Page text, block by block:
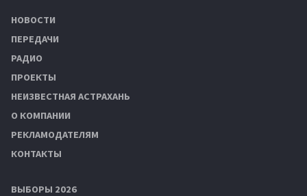
НОВОСТИ
ПЕРЕДАЧИ
РАДИО
ПРОЕКТЫ
НЕИЗВЕСТНАЯ АСТРАХАНЬ
О КОМПАНИИ
РЕКЛАМОДАТЕЛЯМ
КОНТАКТЫ
ВЫБОРЫ 2026